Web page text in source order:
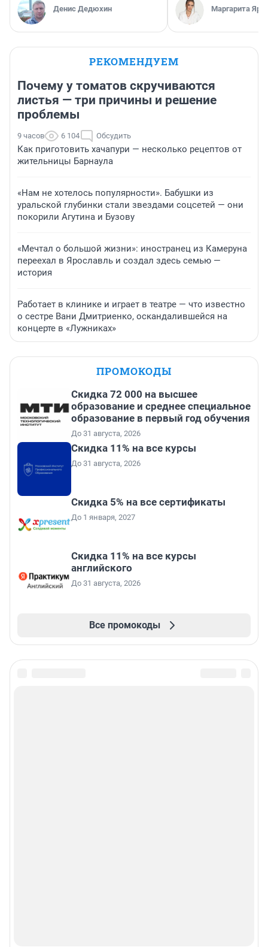
Денис Дедюхин Маргарита
РЕКОМЕНДУЕМ
Почему у томатов скручиваются
листья — три причины и решение
проблемы
9 часов 6 104 Обсудить
Как приготовить хачапури — несколько рецептов от
жительницы Барнаула
«Нам не хотелось популярности». Бабушки из
уральской глубинки стали звездами соцсетей — они
покорили Агутина и Бузову
«Мечтал о большой жизни»: иностранец из Камеруна
переехал в Ярославль и создал здесь семью —
история
Работает в клинике и играет в театре — что известно
о сестре Вани Дмитриенко, оскандалившейся на
концерте в «Лужниках»
ПРОМОКОДЫ
Скидка 72 000 на высшее
образование и среднее специальное
образование в первый год обучения
До 31 августа, 2026
Скидка 11% на все курсы
До 31 августа, 2026
Скидка 5% на все сертификаты
До 1 января, 2027
Скидка 11% на все курсы
английского
До 31 августа, 2026
Все промокоды